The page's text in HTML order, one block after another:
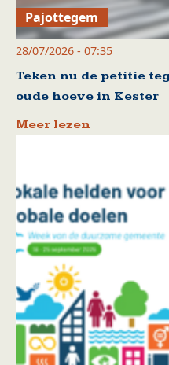
Pajottegem
28/07/2026 - 07:35
Teken nu de petitie
oude hoeve in Kester
Meer lezen